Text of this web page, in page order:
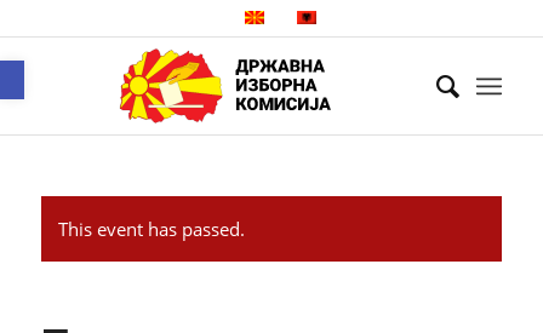
This event has passed.
Open toolbar